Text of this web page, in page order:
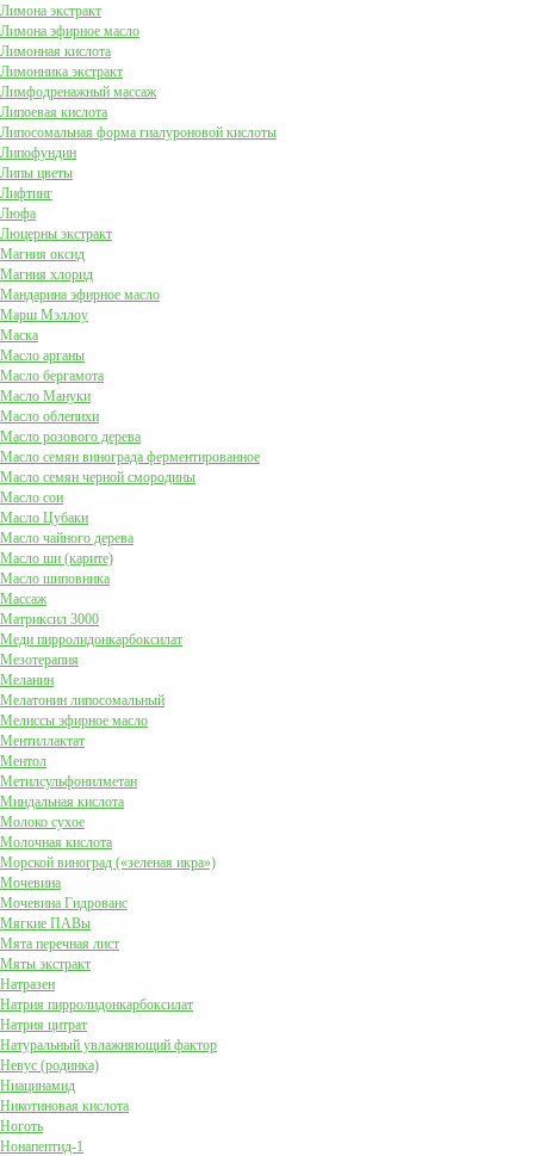
Лимона экстракт
Лимона эфирное масло
Лимонная кислота
Лимонника экстракт
Лимфодренажный массаж
Липоевая кислота
Липосомальная форма гиалуроновой кислоты
Липофундин
Липы цветы
Лифтинг
Люфа
Люцерны экстракт
Магния оксид
Магния хлорид
Мандарина эфирное масло
Марш Мэллоу
Маска
Масло арганы
Масло бергамота
Масло Мануки
Масло облепихи
Масло розового дерева
Масло семян винограда ферментированное
Масло семян черной смородины
Масло сои
Масло Цубаки
Масло чайного дерева
Масло ши (карите)
Масло шиповника
Массаж
Матриксил 3000
Меди пирролидонкарбоксилат
Мезотерапия
Меланин
Мелатонин липосомальный
Мелиссы эфирное масло
Ментиллактат
Ментол
Метилсульфонилметан
Миндальная кислота
Молоко сухое
Молочная кислота
Морской виноград («зеленая икра»)
Мочевина
Мочевина Гидрованс
Мягкие ПАВы
Мята перечная лист
Мяты экстракт
Натразен
Натрия пирролидонкарбоксилат
Натрия цитрат
Натуральный увлажняющий фактор
Невус (родинка)
Ниацинамид
Никотиновая кислота
Ноготь
Нонапептид-1